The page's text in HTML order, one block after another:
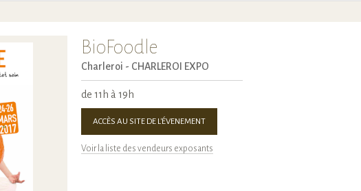
BioFoodle
Charleroi - CHARLEROI EXPO
de 11h à 19h
ACCÈS AU SITE DE L'ÉVENEMENT
Voir la liste des vendeurs exposants